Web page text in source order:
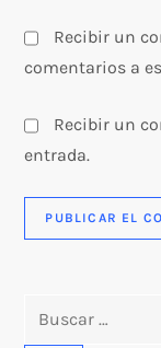
Recibir un
comentarios a
Recibir un
entrada.